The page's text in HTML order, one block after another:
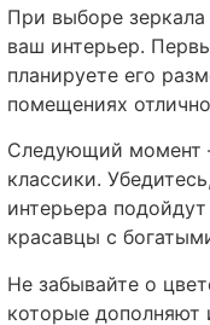
При выборе
ваш интерьер.
планируете его
помещениях
Следующий момент
классики.
интерьера
красавцы с
Не забывайте о
которые дополняют